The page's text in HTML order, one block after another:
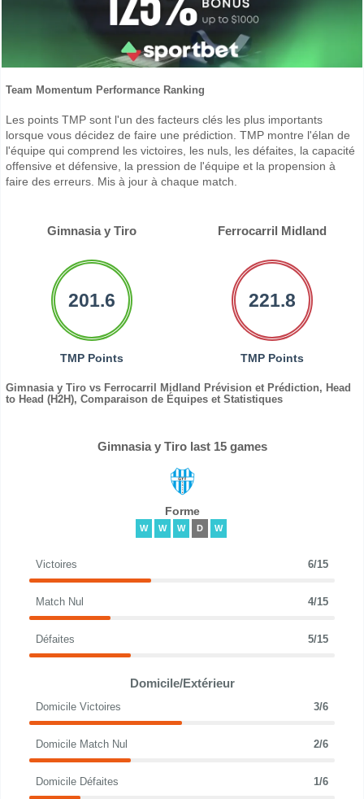
Team Momentum Performance Ranking
Les points TMP sont l'un des facteurs clés les plus importants
lorsque vous décidez de faire une prédiction. TMP montre l'élan de
l'équipe qui comprend les victoires, les nuls, les défaites, la capacité
offensive et défensive, la pression de l'équipe et la propension à
faire des erreurs. Mis à jour à chaque match.
Gimnasia y Tiro Ferrocarril Midland
201.6
TMP Points
221.8
TMP Points
Gimnasia y Tiro vs Ferrocarril Midland Prévision et Prédiction, Head
to Head (H2H), Comparaison de Équipes et Statistiques
Gimnasia y Tiro last 15 games
Forme
W W W D W
Victoires 6/15
Match Nul 4/15
Défaites 5/15
Domicile/Extérieur
Domicile Victoires 3/6
Domicile Match Nul 2/6
Domicile Défaites 1/6